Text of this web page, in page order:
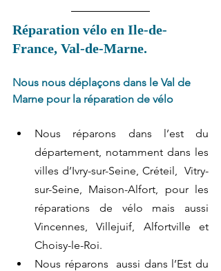
Réparation vélo en Ile-de-
France, Val-de-Marne.
Nous nous déplaçons dans le Val de
Marne pour la réparation de vélo
Nous réparons dans l’est du
département, notamment dans les
villes d’Ivry-sur-Seine, Créteil,  Vitry-
sur-Seine, Maison-Alfort, pour les
réparations de vélo mais aussi
Vincennes, Villejuif, Alfortville et
Choisy-le-Roi.
Nous réparons  aussi dans l’Est du